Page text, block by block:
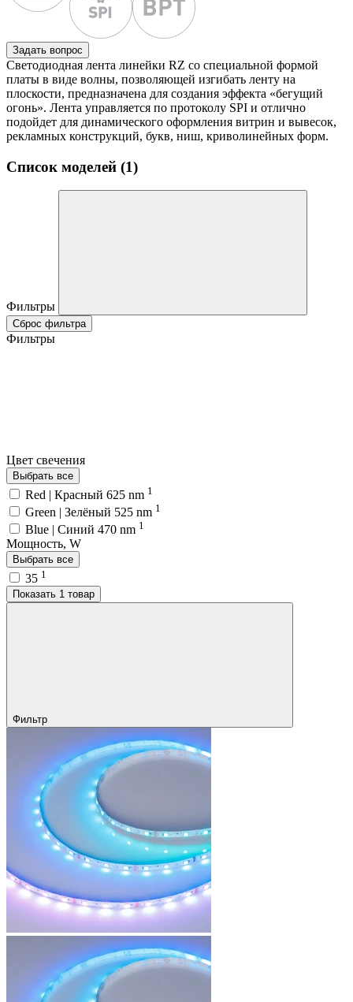
Задать вопрос
Светодиодная лента линейки RZ со специальной формой
платы в виде волны, позволяющей изгибать ленту на
плоскости, предназначена для создания эффекта «бегущий
огонь». Лента управляется по протоколу SPI и отлично
подойдет для динамического оформления витрин и вывесок,
рекламных конструкций, букв, ниш, криволинейных форм.
Список моделей (1)
Фильтры
Сброс фильтра
Фильтры
Цвет свечения
Выбрать все
Red | Красный 625 nm 1
Green | Зелёный 525 nm 1
Blue | Синий 470 nm 1
Мощность, W
Выбрать все
35 1
Показать 1 товар
Фильтр